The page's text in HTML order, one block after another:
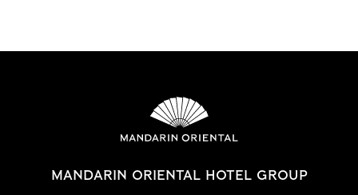
MANDARIN ORIENTAL HOTEL GROUP